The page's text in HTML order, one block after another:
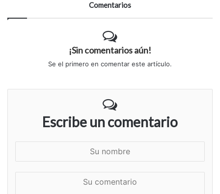
Comentarios
¡Sin comentarios aún!
Se el primero en comentar este artículo.
Escribe un comentario